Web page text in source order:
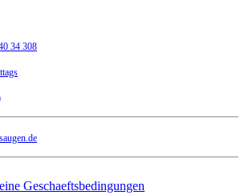
34 308
Geschaeftsbedingungen